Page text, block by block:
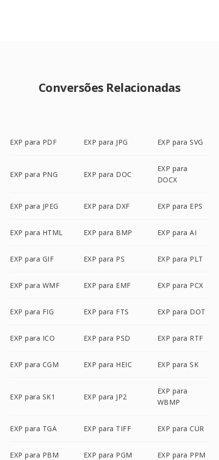
Conversões Relacionadas
EXP para PDF EXP para JPG EXP para SVG
EXP para PNG EXP para DOC
EXP para
DOCX
EXP para JPEG EXP para DXF EXP para EPS
EXP para HTML EXP para BMP EXP para AI
EXP para GIF EXP para PS EXP para PLT
EXP para WMF EXP para EMF EXP para PCX
EXP para FIG EXP para FTS EXP para DOT
EXP para ICO EXP para PSD EXP para RTF
EXP para CGM EXP para HEIC EXP para SK
EXP para SK1 EXP para JP2
EXP para
WBMP
EXP para TGA EXP para TIFF EXP para CUR
EXP para PBM EXP para PGM EXP para PPM